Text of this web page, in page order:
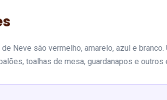
Neve são vermelho, amarelo, azul e
toalhas de mesa, guardanapos e